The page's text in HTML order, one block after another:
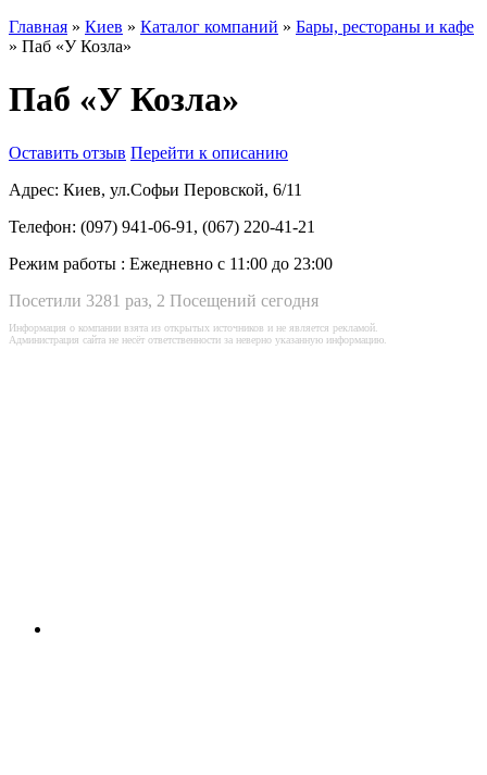
Главная » Киев » Каталог компаний » Бары, рестораны и кафе
» Паб «У Козла»
Паб «У Козла»
Оставить отзыв Перейти к описанию
Адрес: Киев, ул.Софьи Перовской, 6/11
Телефон: (097) 941-06-91, (067) 220-41-21
Режим работы : Ежедневно с 11:00 до 23:00
Посетили 3281 раз, 2 Посещений сегодня
Информация о компании взята из открытых источников и не является рекламой.
Администрация сайта не несёт ответственности за неверно указанную информацию.